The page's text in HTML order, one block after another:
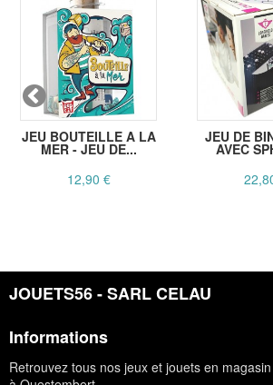
JEU BOUTEILLE A LA
MER - JEU DE...
12,90 €
JEU DE
AVEC
JOUETS56 - SARL CELAU
Informations
Retrouvez tous nos jeux et jouets en